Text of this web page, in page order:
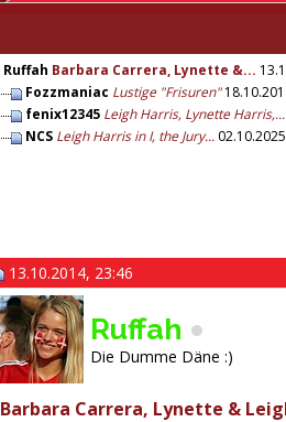
Ruffah Barbara Carrera, Lynette &...
Fozzmaniac Lustige "Frisuren"
fenix12345 Leigh Harris, Lynette Harris,...
NCS Leigh Harris in I, the Jury...
13.10.2014, 23:46
Ruffah
Die Dumme Däne :)
Barbara Carrera, Lynette &